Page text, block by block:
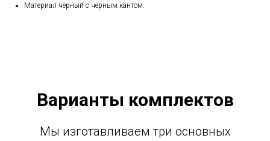
Материал черный с черным кантом.
Варианты комплектов
Мы изготавливаем три основных